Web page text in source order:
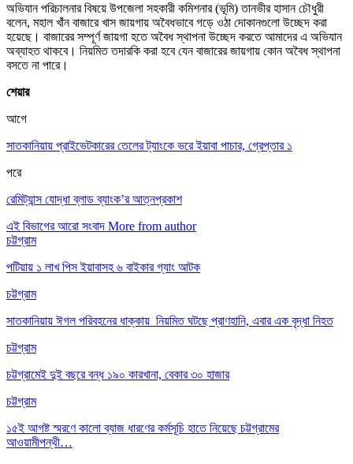
অভিযান পরিচালনার বিষয়ে উপজেলা সহকারী কমিশনার (ভূমি) তানভীর হাসান চৌধুরী
বলেন, মহাল খাঁন বাজারে খাস জায়গায় অবৈধভাবে গড়ে ওঠা দোকানগুলো উচ্ছেদ করা
হয়েছে। বাজারের সম্পূর্ণ জায়গা হতে অবৈধ স্থাপনা উচ্ছেদ করতে আমাদের এ অভিযান
অব্যাহত থাকবে। নিয়মিত তদারকি করা হবে যেন বাজারের জায়গায় কোন অবৈধ স্থাপনা
বসতে না পারে।
শেয়ার
আগে
সাতকানিয়ায় প্রাইভেটকারের তেলের ট্যাংকে ভরে ইয়াবা পাচার, গ্রেপ্তার ১
পরে
রেমিট্যান্স যোদ্ধা ব্লাড ব্যাংক’র আত্নপ্রকাশ
এই বিভাগের আরো সংবাদ More from author
চট্টগ্রাম
পটিয়ায় ১ লাখ পিস ইয়াবাসহ ৬ বাইকার গ্যাং আটক
চট্টগ্রাম
সাতকানিয়ায় ঈগল পরিবহনের ধাক্কায় নিয়মিত ঘটছে প্রাণহানি, এবার এক বৃদ্ধা নিহত
চট্টগ্রাম
চট্টগ্রামেই দুই বছরে বন্ধ ১৯০ কারখানা, বেকার ৩০ হাজার
চট্টগ্রাম
১৫ই আগষ্ট স্মরণে কালো ব্যাজ ধারণের কর্মসূচি হাতে নিয়েছে চট্টগ্রামের
আওয়ামীপন্থী…